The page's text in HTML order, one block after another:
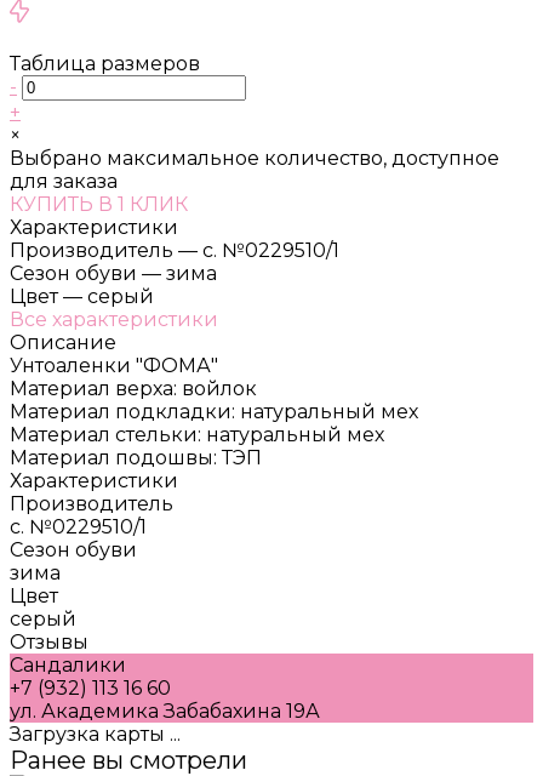
Таблица размеров
-
+
×
Выбрано максимальное количество, доступное
для заказа
КУПИТЬ В 1 КЛИК
Характеристики
Производитель — с. №0229510/1
Сезон обуви — зима
Цвет — серый
Все характеристики
Описание
Унтоаленки "ФОМА"
Материал верха: войлок
Материал подкладки: натуральный мех
Материал стельки: натуральный мех
Материал подошвы: ТЭП
Характеристики
Производитель
с. №0229510/1
Сезон обуви
зима
Цвет
серый
Отзывы
Сандалики
+7 (932) 113 16 60
ул. Академика Забабахина 19А
Загрузка карты ...
Ранее вы смотрели